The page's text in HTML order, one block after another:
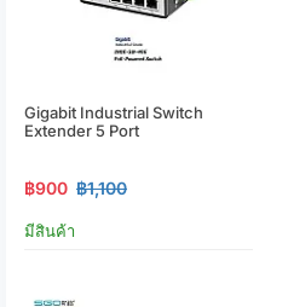
Gigabit Industrial Switch
Extender 5 Port
฿900 ฿1,100
มีสินค้า